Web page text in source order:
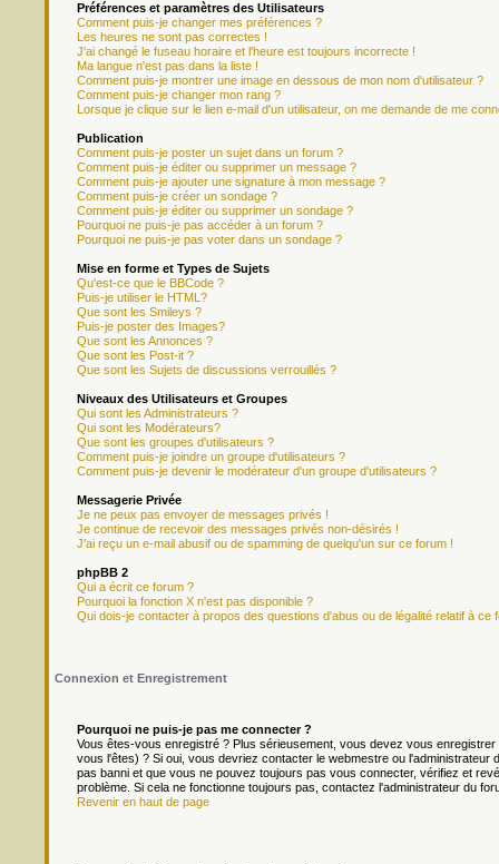
Préférences et paramètres des Utilisateurs
Comment puis-je changer mes préférences ?
Les heures ne sont pas correctes !
J'ai changé le fuseau horaire et l'heure est toujours incorrecte !
Ma langue n'est pas dans la liste !
Comment puis-je montrer une image en dessous de mon nom d'utilisateur ?
Comment puis-je changer mon rang ?
Lorsque je clique sur le lien e-mail d'un utilisateur, on me demande de me
Publication
Comment puis-je poster un sujet dans un forum ?
Comment puis-je éditer ou supprimer un message ?
Comment puis-je ajouter une signature à mon message ?
Comment puis-je créer un sondage ?
Comment puis-je éditer ou supprimer un sondage ?
Pourquoi ne puis-je pas accéder à un forum ?
Pourquoi ne puis-je pas voter dans un sondage ?
Mise en forme et Types de Sujets
Qu'est-ce que le BBCode ?
Puis-je utiliser le HTML?
Que sont les Smileys ?
Puis-je poster des Images?
Que sont les Annonces ?
Que sont les Post-it ?
Que sont les Sujets de discussions verrouillés ?
Niveaux des Utilisateurs et Groupes
Qui sont les Administrateurs ?
Qui sont les Modérateurs?
Que sont les groupes d'utilisateurs ?
Comment puis-je joindre un groupe d'utilisateurs ?
Comment puis-je devenir le modérateur d'un groupe d'utilisateurs ?
Messagerie Privée
Je ne peux pas envoyer de messages privés !
Je continue de recevoir des messages privés non-désirés !
J'ai reçu un e-mail abusif ou de spamming de quelqu'un sur ce forum !
phpBB 2
Qui a écrit ce forum ?
Pourquoi la fonction X n'est pas disponible ?
Qui dois-je contacter à propos des questions d'abus ou de légalité relatif à ce
Connexion et Enregistrement
Pourquoi ne puis-je pas me connecter ?
Vous êtes-vous enregistré ? Plus sérieusement, vous devez vous
vous l'êtes) ? Si oui, vous devriez contacter le webmestre ou
pas banni et que vous ne pouvez toujours pas vous connecter, vérifiez et
problème. Si cela ne fonctionne toujours pas, contactez l'administrateur du
Revenir en haut de page